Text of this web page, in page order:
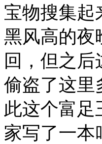
宝物搜集起
黑风高的夜
回，但之
偷盗了这里
此这个富
家写了一本